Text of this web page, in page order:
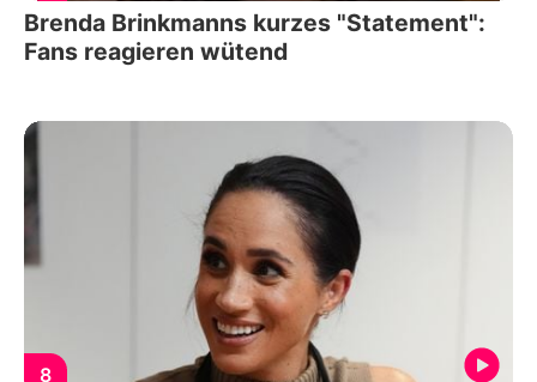
Brenda Brinkmanns kurzes "Statement":
Fans reagieren wütend
8